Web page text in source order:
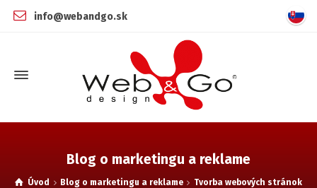
info@webandgo.sk
Blog o marketingu a reklame
Úvod Blog o marketingu a reklame
Tvorba webových stránok